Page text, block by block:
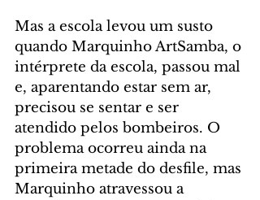
Mas a escola levou um susto
quando Marquinho ArtSamba, o
intérprete da escola, passou mal
e, aparentando estar sem ar,
precisou se sentar e ser
atendido pelos bombeiros. O
problema ocorreu ainda na
primeira metade do desfile, mas
Marquinho atravessou a